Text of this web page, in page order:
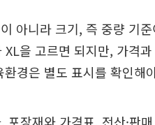
아니라 크기, 즉 중량 기
을 고르면 되지만, 가격
경은 별도 표시를 확인해